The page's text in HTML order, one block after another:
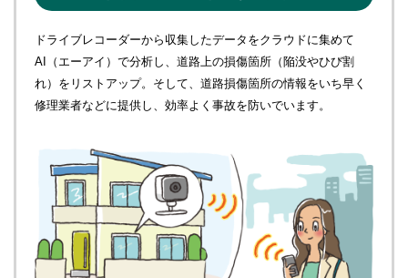
ドライブレコーダーから収集したデータをクラウドに集めて
AI（エーアイ）で分析し、道路上の損傷箇所（陥没やひび割
れ）をリストアップ。そして、道路損傷箇所の情報をいち早く
修理業者などに提供し、効率よく事故を防いでいます。